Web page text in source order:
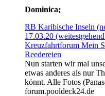
Dominica;
RB Karibische Inseln
17.03.20
Kreuzfahrtforum Mein
Reedereien
Nun starten wir mal
etwas anderes als nur
könnt. Alle Fotos
forum.pooldeck24.de